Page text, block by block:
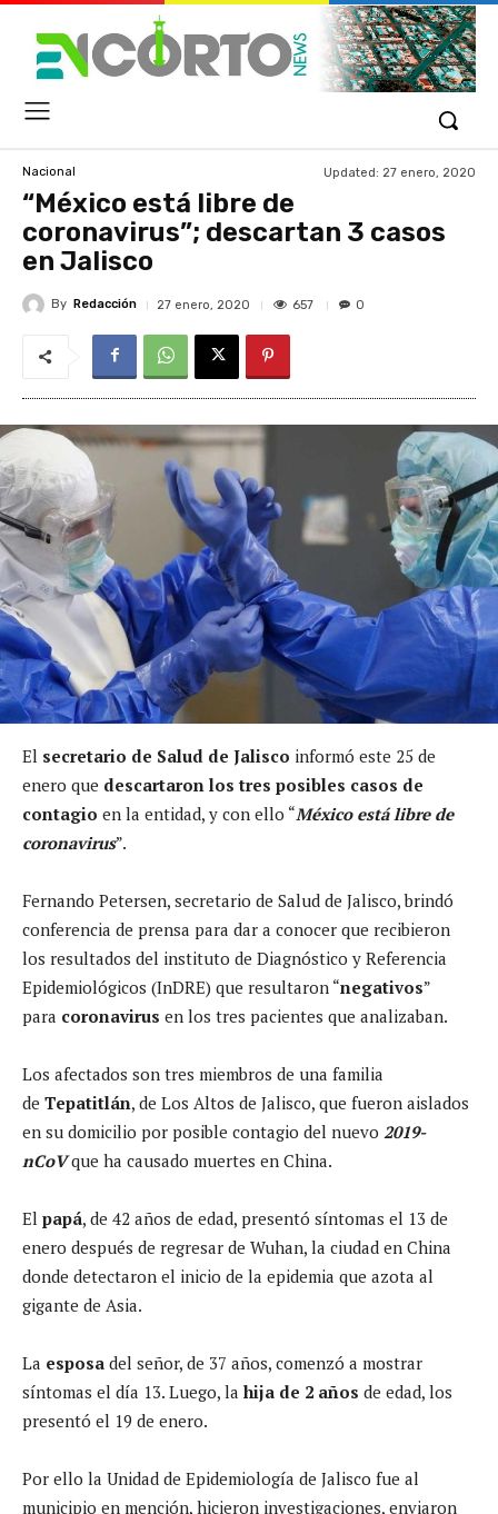
Nacional Updated: 27 enero, 2020
“México está libre de
coronavirus”; descartan 3 casos
en Jalisco
By Redacción 27 enero, 2020 657 0
El secretario de Salud de Jalisco informó este 25 de
enero que descartaron los tres posibles casos de
contagio en la entidad, y con ello “México está libre de
coronavirus”.
Fernando Petersen, secretario de Salud de Jalisco, brindó
conferencia de prensa para dar a conocer que recibieron
los resultados del instituto de Diagnóstico y Referencia
Epidemiológicos (InDRE) que resultaron “negativos”
para coronavirus en los tres pacientes que analizaban.
Los afectados son tres miembros de una familia
de Tepatitlán, de Los Altos de Jalisco, que fueron aislados
en su domicilio por posible contagio del nuevo 2019-
nCoVque ha causado muertes en China.
El papá, de 42 años de edad, presentó síntomas el 13 de
enero después de regresar de Wuhan, la ciudad en China
donde detectaron el inicio de la epidemia que azota al
gigante de Asia.
La esposa del señor, de 37 años, comenzó a mostrar
síntomas el día 13. Luego, la hija de 2 años de edad, los
presentó el 19 de enero.
Por ello la Unidad de Epidemiología de Jalisco fue al
municipio en mención, hicieron investigaciones, enviaron